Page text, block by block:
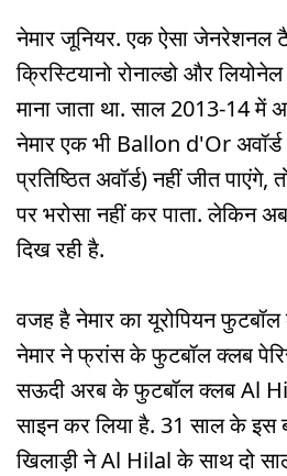
नेमार जूनियर. एक ऐसा जेनरेशनल
क्रिस्टियानो रोनाल्डो और
माना जाता था. साल 2013-14 में
नेमार एक भी Ballon d'Or
प्रतिष्ठित अवॉर्ड) नहीं जीत पाएंगे,
पर भरोसा नहीं कर पाता. लेकिन
दिख रही है.
वजह है नेमार का यूरोपियन
नेमार ने फ्रांस के फुटबॉल क्लब
सऊदी अरब के फुटबॉल क्लब Al
साइन कर लिया है. 31 साल के इस
खिलाड़ी ने Al Hilal के साथ दो